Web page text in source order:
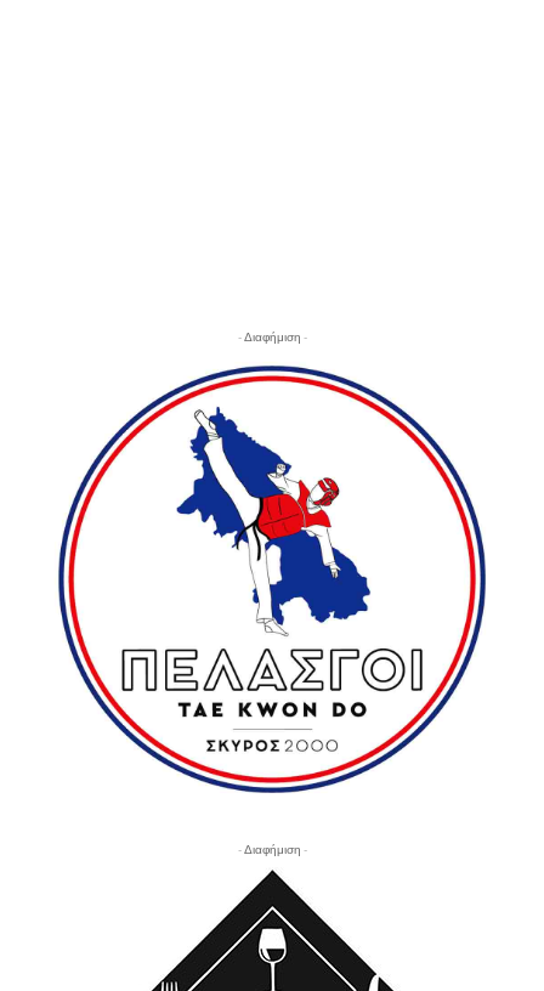
- Διαφήμιση -
- Διαφήμιση -